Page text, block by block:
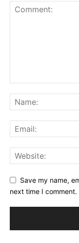
Save my name,
next time I comment.